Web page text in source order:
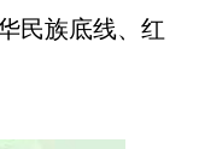
民族底线、红